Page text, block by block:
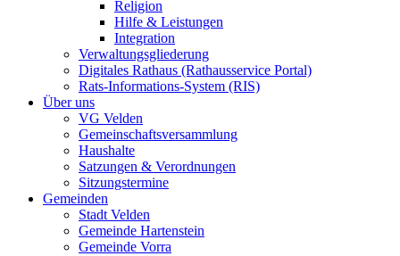
Religion
Hilfe & Leistungen
Integration
Verwaltungsgliederung
Digitales Rathaus (Rathausservice Portal)
Rats-Informations-System (RIS)
Über uns
VG Velden
Gemeinschaftsversammlung
Haushalte
Satzungen & Verordnungen
Sitzungstermine
Gemeinden
Stadt Velden
Gemeinde Hartenstein
Gemeinde Vorra